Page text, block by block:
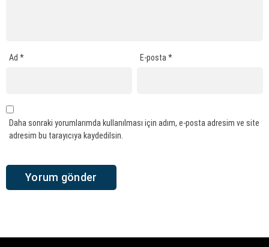
Ad * E-posta*
Daha sonraki yorumlarımda kullanılması için adım, e-posta adresim ve site
adresim bu tarayıcıya kaydedilsin.